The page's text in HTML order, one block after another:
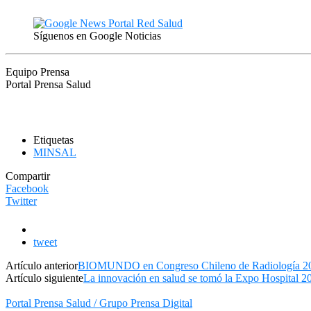
Síguenos en Google Noticias
Equipo Prensa
Portal Prensa Salud
Etiquetas
MINSAL
Compartir
Facebook
Twitter
tweet
Artículo anteriorBIOMUNDO en Congreso Chileno de Radiología
Artículo siguienteLa innovación en salud se tomó la Expo Hospital
Portal Prensa Salud / Grupo Prensa Digital